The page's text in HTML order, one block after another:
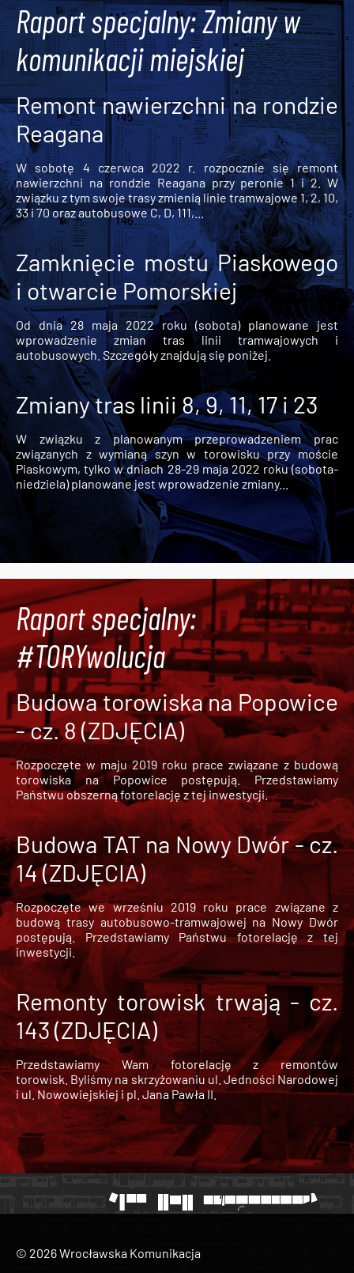
Raport specjalny: Zmiany w
komunikacji miejskiej
Remont nawierzchni na rondzie
Reagana
W sobotę 4 czerwca 2022 r. rozpocznie się remont
nawierzchni na rondzie Reagana przy peronie 1 i 2. W
związku z tym swoje trasy zmienią linie tramwajowe 1, 2, 10,
33 i 70 oraz autobusowe C, D, 111,...
Zamknięcie mostu Piaskowego
i otwarcie Pomorskiej
Od dnia 28 maja 2022 roku (sobota) planowane jest
wprowadzenie zmian tras linii tramwajowych i
autobusowych. Szczegóły znajdują się poniżej.
Zmiany tras linii 8, 9, 11, 17 i 23
W związku z planowanym przeprowadzeniem prac
związanych z wymianą szyn w torowisku przy moście
Piaskowym, tylko w dniach 28-29 maja 2022 roku (sobota-
niedziela) planowane jest wprowadzenie zmiany...
Raport specjalny:
#TORYwolucja
Budowa torowiska na Popowice
- cz. 8 (ZDJĘCIA)
Rozpoczęte w maju 2019 roku prace związane z budową
torowiska na Popowice
postępują. Przedstawiamy
Państwu obszerną fotorelację z tej inwestycji.
Budowa TAT na Nowy Dwór - cz.
14 (ZDJĘCIA)
Rozpoczęte we wrześniu 2019 roku prace związane z
budową trasy autobusowo-tramwajowej na Nowy Dwór
postępują. Przedstawiamy Państwu fotorelację z tej
inwestycji.
Remonty torowisk trwają - cz.
143 (ZDJĘCIA)
Przedstawiamy Wam fotorelację z remontów
torowisk. Byliśmy na skrzyżowaniu ul. Jedności Narodowej
i ul. Nowowiejskiej i pl. Jana Pawła II.
© 2026 Wrocławska Komunikacja